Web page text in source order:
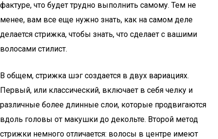
фактуре, что будет трудно выполнить самому. Тем не
менее, вам все еще нужно знать, как на самом деле
делается стрижка, чтобы знать, что сделает с вашими
волосами стилист.
В общем, стрижка шэг создается в двух вариациях.
Первый, или классический, включает в себя челку и
различные более длинные слои, которые продвигаются
вдоль головы от макушки до декольте. Второй метод
стрижки немного отличается: волосы в центре имеют